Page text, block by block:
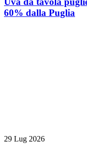
60% dalla Puglia
29 Lug 2026